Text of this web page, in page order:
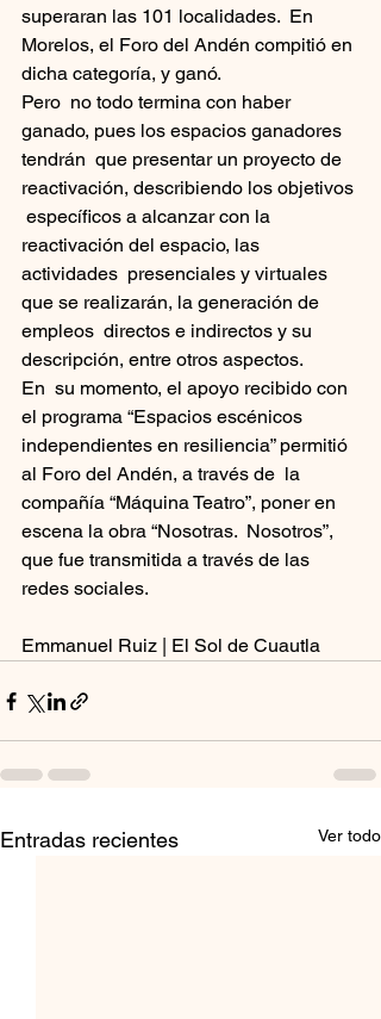
superaran las 101 localidades.  En
Morelos, el Foro del Andén compitió en
dicha categoría, y ganó.
Pero  no todo termina con haber
ganado, pues los espacios ganadores
tendrán  que presentar un proyecto de
reactivación, describiendo los objetivos
específicos a alcanzar con la
reactivación del espacio, las
actividades  presenciales y virtuales
que se realizarán, la generación de
empleos  directos e indirectos y su
descripción, entre otros aspectos.
En  su momento, el apoyo recibido con
el programa “Espacios escénicos
independientes en resiliencia” permitió
al Foro del Andén, a través de  la
compañía “Máquina Teatro”, poner en
escena la obra “Nosotras.  Nosotros”,
que fue transmitida a través de las
redes sociales.
Emmanuel Ruiz | El Sol de Cuautla
Entradas recientes Ver todo